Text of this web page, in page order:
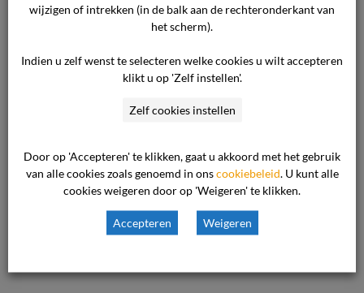
ondernemer is niet op de hoogte van eerdere
klachten en herkent zich niet in de aantijgingen
rondom het pedagogische beleidsplan en het
voedselbeleid. Er is geen sprake van onveilige
opvang en de ondernemer gaat er niet mee
gebruikt kan worden om de factuur niet te
voldoen.
Beoordeling van het geschil
wijzigen of intrekken (in de balk aan de rechteronderkant van
het scherm).
Indien u zelf wenst te selecteren welke cookies u wilt accepteren
klikt u op 'Zelf instellen'.
Zelf cookies instellen
Door op 'Accepteren' te klikken, gaat u akkoord met het gebruik
van alle cookies zoals genoemd in onscookiebeleid . U kunt alle
cookies weigeren door op 'Weigeren' te klikken.
Accepteren Weigeren